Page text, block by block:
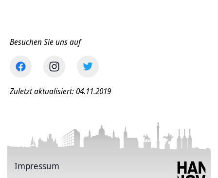
Besuchen Sie uns auf
Zuletzt aktualisiert: 04.11.2019
Impressum